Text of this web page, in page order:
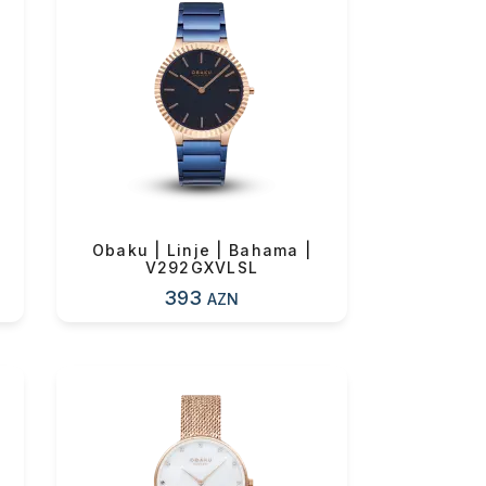
Obaku | Linje | Bahama |
V292GXVLSL
393AZN